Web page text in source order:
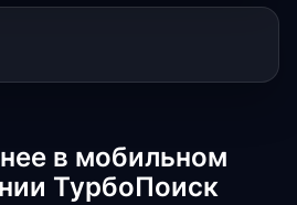
в мобильном
ТурбоПоиск